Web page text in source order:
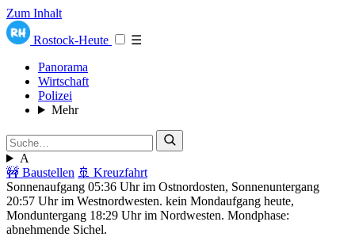
Zum Inhalt
Rostock-Heute
☰
Panorama
Wirtschaft
Polizei
Mehr
A
🚧 Baustellen 🚢 Kreuzfahrt
Sonnenaufgang 05:36 Uhr im Ostnordosten, Sonnenuntergang
20:57 Uhr im Westnordwesten. kein Mondaufgang heute,
Monduntergang 18:29 Uhr im Nordwesten. Mondphase:
abnehmende Sichel.